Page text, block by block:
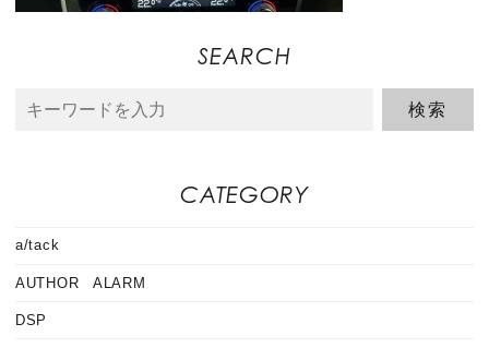
SEARCH
CATEGORY
a/tack
AUTHOR ALARM
DSP